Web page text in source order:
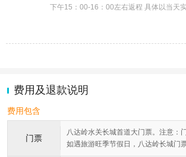
下午15：00-16：00左右返程 具体以当天
费用及退款说明
费用包含
门票
八达岭水关长城首道大门票。注意：
如遇旅游旺季节假日，八达岭长城门